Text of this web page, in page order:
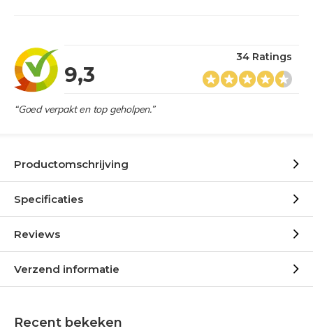
9,3
34 Ratings
“Goed verpakt en top geholpen.”
Productomschrijving
Specificaties
Reviews
Verzend informatie
Recent bekeken